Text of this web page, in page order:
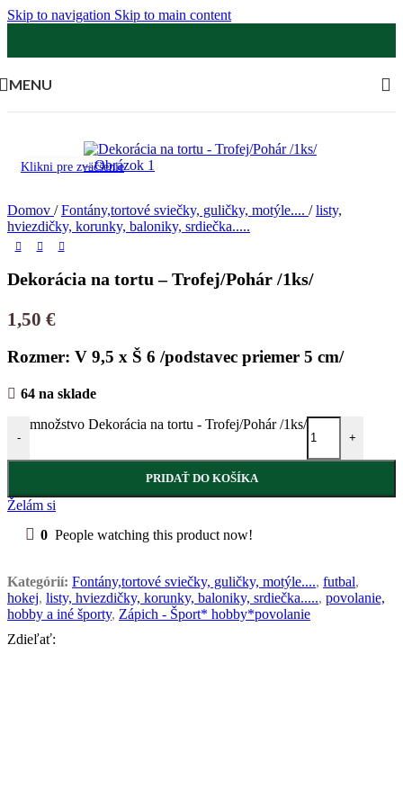
Skip to navigation Skip to main content
MENU
Klikni pre zväčšenie
Domov / Fontány,tortové sviečky, guličky, motýle.... / listy,
hviezdičky, korunky, baloniky, srdiečka.....
Dekorácia na tortu – Trofej/Pohár /1ks/
1,50 €
Rozmer: V 9,5 x Š 6 /podstavec priemer 5 cm/
64 na sklade
-
množstvo Dekorácia na tortu - Trofej/Pohár /1ks/
+
PRIDAŤ DO KOŠÍKA
Želám si
0 People watching this product now!
Kategórií: Fontány,tortové sviečky, guličky, motýle...., futbal,
hokej, listy, hviezdičky, korunky, baloniky, srdiečka....., povolanie,
hobby a iné športy, Zápich - Šport* hobby*povolanie
Zdieľať: